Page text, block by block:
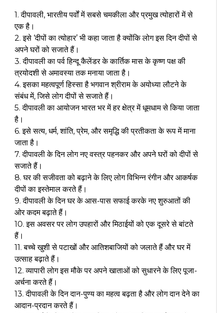
1. दीपावली, भारतीय पर्वों में सबसे चमकीला और प्रमुख त्योहारों में से
एक है।
2. इसे ‘दीपों का त्योहार’ भी कहा जाता है क्योंकि लोग इस दिन दीपों से
अपने घरों को सजाते हैं।
3. दीपावली का पर्व हिन्दू कैलेंडर के कार्तिक मास के कृष्ण पक्ष की
त्रयोदशी से अमावस्या तक मनाया जाता है।
4. इसका महत्वपूर्ण हिस्सा है भगवान श्रीराम के अयोध्या लौटने के
संबंध में, जिसे लोग दीपों से सजाते हैं।
5. दीपावली का आयोजन भारत भर में हर क्षेत्र में धूमधाम से किया जाता
है।
6. इसे सत्य, धर्म, शांति, प्रेम, और समृद्धि की प्रतीकता के रूप में माना
जाता है।
7. दीपावली के दिन लोग नए वस्त्र पहनकर और अपने घरों को दीपों से
सजाते हैं।
8. घर की सजीवता को बढ़ाने के लिए लोग विभिन्न रंगीन और आकर्षक
दीपों का इस्तेमाल करते हैं।
9. दीपावली के दिन घर के आस-पास सफाई करके नए शुरुआतों की
ओर कदम बढ़ाते हैं।
10. इस अवसर पर लोग उपहारों और मिठाईयों को एक दूसरे से बांटते
हैं।
11. बच्चे खुशी से पटाखों और आतिशबाजियों को जलाते हैं और घर में
उत्साह बढ़ाते हैं।
12. व्यापारी लोग इस मौके पर अपने खाताओं को सुधारने के लिए पूजा-
अर्चना करते हैं।
13. दीपावली के दिन दान-पुण्य का महत्व बढ़ता है और लोग दान देने का
आदान-प्रदान करते हैं।